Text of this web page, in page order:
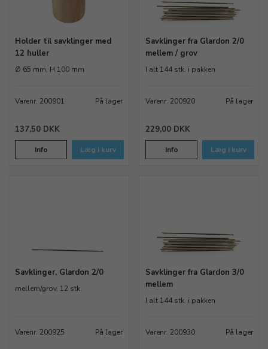
Holder til savklinger med
12 huller
Ø 65 mm, H 100 mm
Varenr. 200901 På lager
137,50 DKK
Info Læg i kurv
Savklinger fra Glardon 2/0
mellem / grov
I alt 144 stk. i pakken
Varenr. 200920 På lager
229,00 DKK
Info Læg i kurv
Savklinger, Glardon 2/0
mellem/grov, 12 stk.
Varenr. 200925 På lager
Savklinger fra Glardon 3/0
mellem
I alt 144 stk. i pakken
Varenr. 200930 På lager